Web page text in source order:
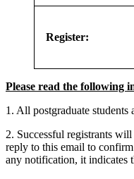
Register:
Please read the following
1. All postgraduate students
2. Successful registrants
reply to this email to
any notification, it indicates